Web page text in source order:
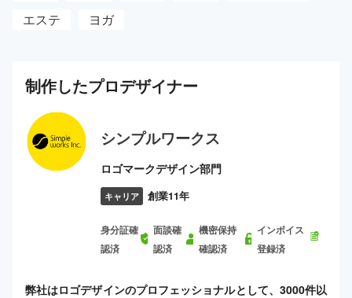
エステ
ヨガ
制作したプロデザイナー
シンプルワークス
ロゴマークデザイン部門
キャリア 創業11年
身分証確
認済
面談確
認済
機密保持
確認済
インボイス
登録済
弊社はロゴデザインのプロフェッショナルとして、3000件以